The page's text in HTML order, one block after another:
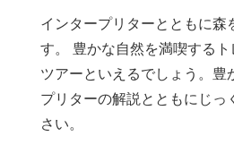
インタープリターとともに森
す。
豊かな自然を満喫する
ツアーといえるでしょう。豊
プリターの解説とともにじっ
さい。